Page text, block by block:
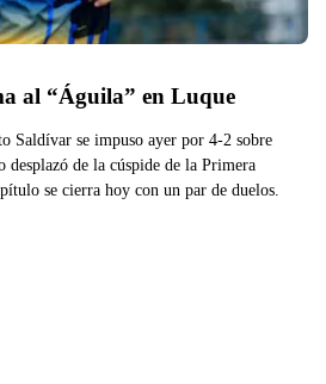
al “Águila” en Luque
Saldívar se impuso ayer por 4-2 sobre
de la cúspide de la Primera
se cierra hoy con un par de duelos.